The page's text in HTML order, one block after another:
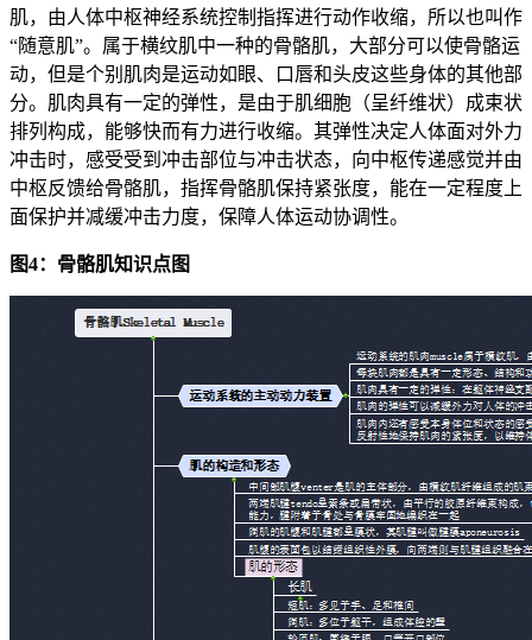
肌，由人体中枢神经系统控制指挥进行动作收缩，所以也叫作
“随意肌”。属于横纹肌中一种的骨骼肌，大部分可以使骨骼运
动，但是个别肌肉是运动如眼、口唇和头皮这些身体的其他部
分。肌肉具有一定的弹性，是由于肌细胞（呈纤维状）成束状
排列构成，能够快而有力进行收缩。其弹性决定人体面对外力
冲击时，感受受到冲击部位与冲击状态，向中枢传递感觉并由
中枢反馈给骨骼肌，指挥骨骼肌保持紧张度，能在一定程度上
面保护并减缓冲击力度，保障人体运动协调性。
图4：骨骼肌知识点图